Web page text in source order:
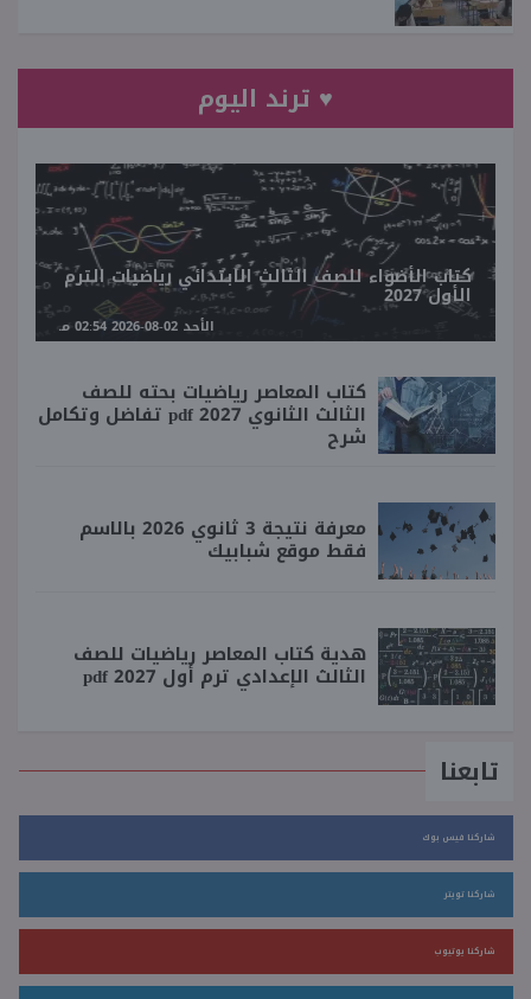
♥ ترند اليوم
كتاب الأضواء للصف الثالث الابتدائي رياضيات الترم
الأول 2027
الأحد 02-08-2026 02:54 مـ
كتاب المعاصر رياضيات بحته للصف
الثالث الثانوي 2027 pdf تفاضل وتكامل
شرح
معرفة نتيجة 3 ثانوي 2026 بالاسم
فقط موقع شبابيك
هدية كتاب المعاصر رياضيات للصف
الثالث الإعدادي ترم أول 2027 pdf
تابعنا
شاركنا فيس بوك
شاركنا تويتر
شاركنا يوتيوب